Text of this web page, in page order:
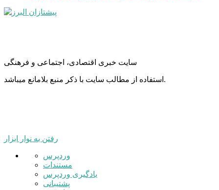
سایت خبری اقتصادی، اجتماعی و فرهنگی
استفاده از مطالب سایت با ذکر منبع بلامانع میباشد.
رفتن به نوار ابزار
درباره
وردپرس
وردپرس
مستندات
یادگیری وردپرس
پشتیبانی